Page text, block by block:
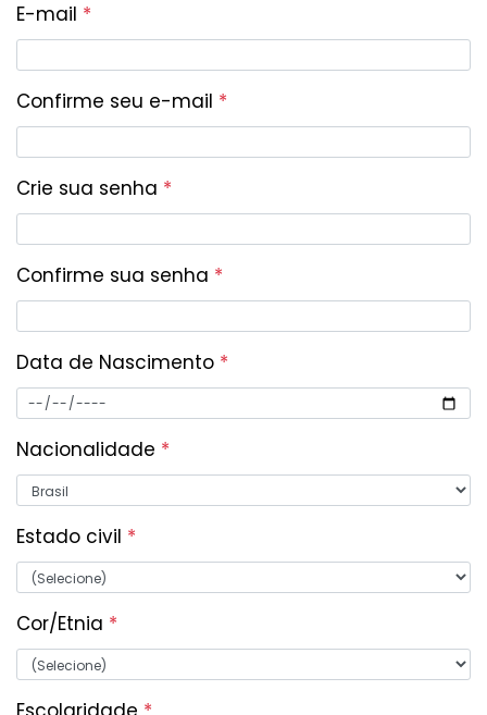
E-mail *
Confirme seu e-mail *
Crie sua senha *
Confirme sua senha *
Data de Nascimento *
Nacionalidade *
Estado civil *
Cor/Etnia *